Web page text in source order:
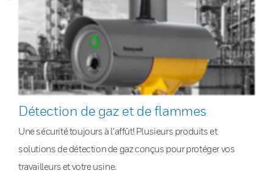
Détection de gaz et de flammes
Une sécurité toujours à l’affût! Plusieurs produits et
solutions de détection de gaz conçus pour protéger vos
travailleurs et votre usine.